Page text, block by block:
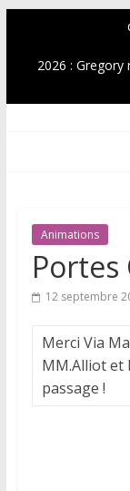
contenu2026 : Gregory
Top12 féminin
Hauts-
De-
France
Animations
Portes
12 septembre
Merci Via
MM.Alliot et
passage !